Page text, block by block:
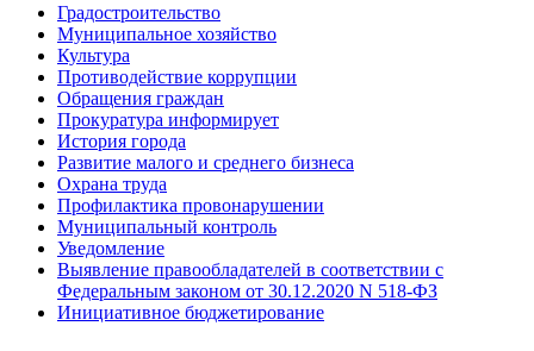
Градостроительство
Муниципальное хозяйство
Культура
Противодействие коррупции
Обращения граждан
Прокуратура информирует
История города
Развитие малого и среднего бизнеса
Охрана труда
Профилактика провонарушении
Муниципальный контроль
Уведомление
Выявление правообладателей в соответствии с
Федеральным законом от 30.12.2020 N 518-ФЗ
Инициативное бюджетирование